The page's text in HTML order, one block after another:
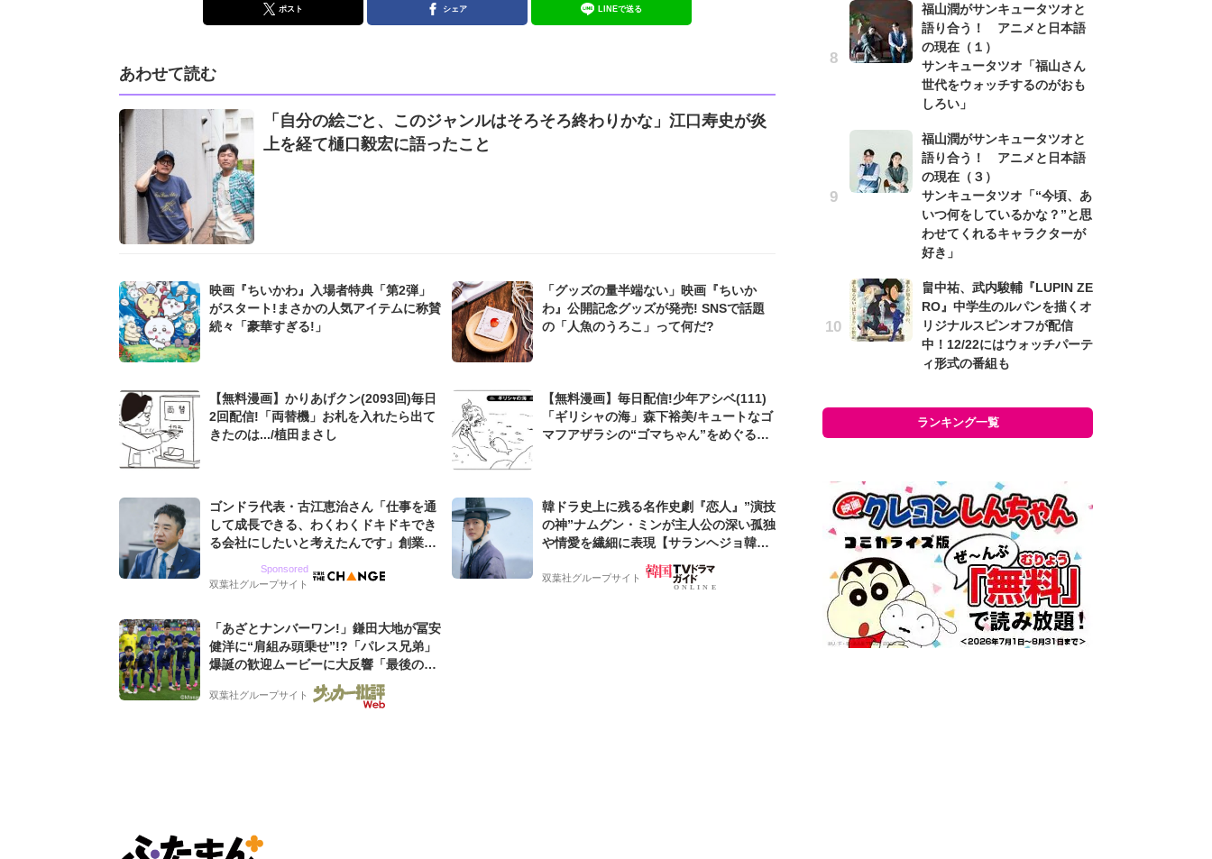
ポスト シェア LINEで送る
あわせて読む
「自分の絵ごと、このジャンルはそろそろ終わりかな」江口寿史が炎
上を経て樋口毅宏に語ったこと
映画『ちいかわ』入場者特典「第2弾」
がスタート!まさかの人気アイテムに称賛
続々「豪華すぎる!」
「グッズの量半端ない」映画『ちいか
わ』公開記念グッズが発売! SNSで話題
の「人魚のうろこ」って何だ?
【無料漫画】かりあげクン(2093回)毎日
2回配信!「両替機」お札を入れたら出て
きたのは.../植田まさし
【無料漫画】毎日配信!少年アシベ(111)
「ギリシャの海」森下裕美/キュートなゴ
マフアザラシの“ゴマちゃん”をめぐる名
ゴンドラ代表・古江恵治さん「仕事を通
して成長できる、わくわくドキドキでき
る会社にしたいと考えたんです」創業来
グ会社のアイデンティティ
Sponsored
双葉社グループサイト
韓ドラ史上に残る名作史劇『恋人』”演技
の神”ナムグン・ミンが主人公の深い孤独
や情愛を繊細に表現【サランヘジョ韓ド
双葉社グループサイト
「あざとナンバーワン!」鎌田大地が冨安
健洋に“肩組み頭乗せ”!?「パレス兄弟」
爆誕の歓迎ムービーに大反響「最後の鎌
田可愛すぎる」「粋にも程がある!」
双葉社グループサイト
福山潤がサンキュータツオと
語り合う！ アニメと日本語
の現在（１）
サンキュータツオ「福山さん
世代をウォッチするのがおも
しろい」
福山潤がサンキュータツオと
語り合う！ アニメと日本語
の現在（３）
サンキュータツオ「“今頃、あ
いつ何をしているかな？”と思
わせてくれるキャラクターが
好き」
畠中祐、武内駿輔『LUPIN ZE
RO』中学生のルパンを描くオ
リジナルスピンオフが配信
中！12/22にはウォッチパーテ
ィ形式の番組も
ランキング一覧